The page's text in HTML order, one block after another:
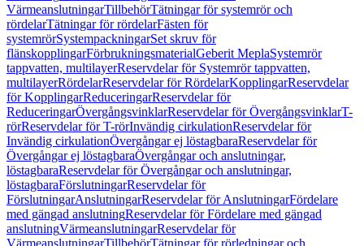
VärmeanslutningarTillbehörTätningar för systemrör och
rördelarTätningar för rördelarFästen för
systemrörSystempackningarSet skruv för
flänskopplingarFörbrukningsmaterialGeberit MeplaSystemrör
tappvatten, multilayerReservdelar för Systemrör tappvatten,
multilayerRördelarReservdelar för RördelarKopplingarReservdelar
för KopplingarReduceringarReservdelar för
ReduceringarÖvergångsvinklarReservdelar för ÖvergångsvinklarT-
rörReservdelar för T-rörInvändig cirkulationReservdelar för
Invändig cirkulationÖvergångar ej löstagbaraReservdelar för
Övergångar ej löstagbaraÖvergångar och anslutningar,
löstagbaraReservdelar för Övergångar och anslutningar,
löstagbaraFörslutningarReservdelar för
FörslutningarAnslutningarReservdelar för AnslutningarFördelare
med gängad anslutningReservdelar för Fördelare med gängad
anslutningVärmeanslutningarReservdelar för
VärmeanslutningarTillbehörTätningar för rörledningar och